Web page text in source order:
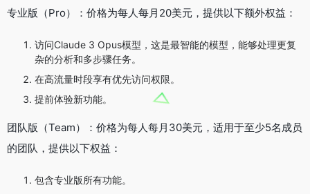
专业版（Pro）：价格为每人每月20美元，提供以下额外权益：
访问Claude 3 Opus模型，这是最智能的模型，能够处理更复
杂的分析和多步骤任务。
在高流量时段享有优先访问权限。
提前体验新功能。
团队版（Team）：价格为每人每月30美元，适用于至少5名成员
的团队，提供以下权益：
包含专业版所有功能。